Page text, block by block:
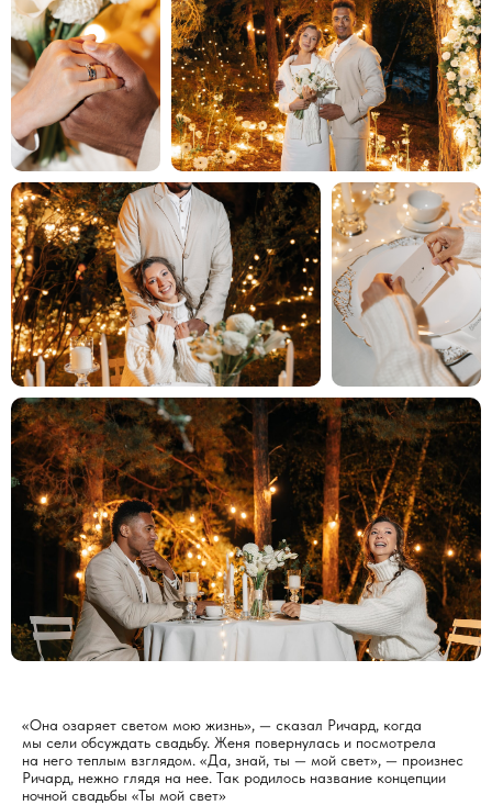
«Она озаряет светом мою жизнь», — сказал Ричард, когда
мы сели обсуждать свадьбу. Женя повернулась и посмотрела
на него теплым взглядом. «Да, знай, ты — мой свет», — произнес
Ричард, нежно глядя на нее. Так родилось название концепции
ночной свадьбы «Ты мой свет»